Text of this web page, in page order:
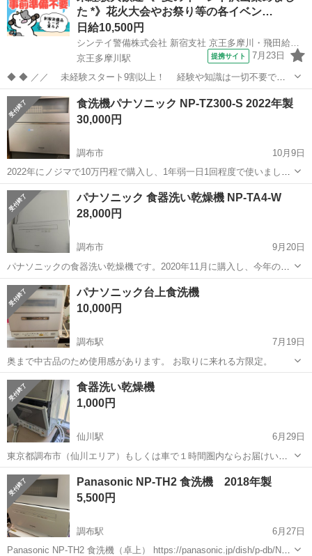
た...
た *》花火大会やお祭り等の各イベン…
日給10,500円
シンテイ警備株式会社 新宿支社 京王多摩川・飛田給・西調布(18)エリア/A3203200140
京王多摩川駅
提携サイト 7月23日
◆ ◆ ／／ 未経験スタート9割以上！ 経験や知識は一切不要で始
めやすい♪ シフトの強制もないですし 自分のペースで働くことも
できるので 続けやすい♪働きやすい♪ ＼＼ 『シフトが削られた…』
『思うように稼...
東京 調布市 京王多摩川駅 警備員
食洗機パナソニック NP-TZ300-S 2022年製
30,000円
調布市
10月9日
2022年にノジマで10万円程で購入し、1年弱一日1回程度で使いまし
た。 リフォームの為使わなくなりました。 傷がありますので写真ご確
認ください。 箱はありません。 お車で取りに来てくださる方限定でお
願い致します。 お渡...
東京 調布市 キッチン家電 食洗機
パナソニック 食器洗い乾燥機 NP-TA4-W
28,000円
調布市
9月20日
パナソニックの食器洗い乾燥機です。2020年11月に購入し、今年の3
月まで毎日1日2回程度使用していました。引っ越しに伴い不要になり
ました。写真のもので全てです。説明書はありません。 早く取り引き
ができる方を最優先にさせてい...
東京 調布市 キッチン家電 パナソニック
パナソニック台上食洗機
10,000円
調布駅
7月19日
奥まで中古品のため使用感があります。 お取りに来れる方限定。
東京 調布市 調布駅 キッチン家電
食器洗い乾燥機
1,000円
仙川駅
6月29日
東京都調布市（仙川エリア）もしくは車で１時間圏内ならお届けいけ
ます。 その他はご相談ください。 象印さんの食器洗い乾燥機BW-
GD40型。 古い機種なのでお安くお譲りいたします。 しかし先週まで
実際に稼働していまして、ちゃん...
東京 調布市 キッチン家電 象印
Panasonic NP-TH2 食洗機 2018年製
5,500円
調布駅
6月27日
Panasonic NP-TH2 食洗機（卓上） https://panasonic.jp/dish/p-db/NP-